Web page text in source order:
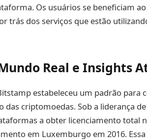
Os usuários se beneficiam
trás dos serviços que estão
Real e Insights
estabeleceu um padrão
das criptomoedas. Sob a liderança
a obter licenciamento total
em Luxemburgo em 2016.